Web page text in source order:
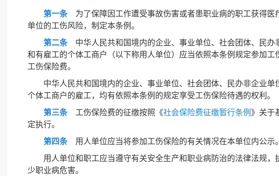
第一条为了保障因工作遭受事故伤害或者患职业病的职工获得医
单位的工伤风险，制定本条例。
第二条中华人民共和国境内的企业、事业单位、社会团体、民办
和有雇工的个体工商户（以下称用人单位）应当依照本条例规定参加
工伤保险费。
中华人民共和国境内的企业、事业单位、社会团体、民办非企业
个体工商户的雇工，均有依照本条例的规定享受工伤保险待遇的权利。
第三条工伤保险费的征缴按照《社会保险费征缴暂行条例》关于
定执行。
第四条用人单位应当将参加工伤保险的有关情况在本单位内公示。
用人单位和职工应当遵守有关安全生产和职业病防治的法律法规
少职业病危害。